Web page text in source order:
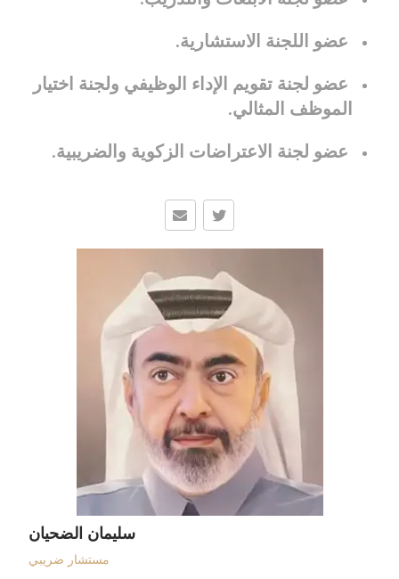
عضو اللجنة الاستشارية.
عضو لجنة تقويم الإداء الوظيفي ولجنة اختيار
الموظف المثالي.
عضو لجنة الاعتراضات الزكوية والضريبية.
سليمان الضحيان
مستشار ضريبي